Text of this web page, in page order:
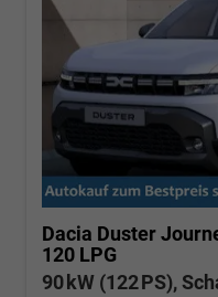
Dacia Duster
120 LPG
90 kW (122 PS),